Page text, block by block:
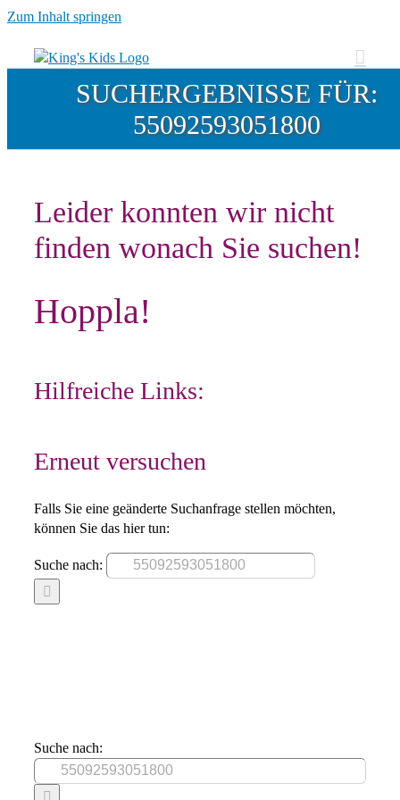
Zum Inhalt springen
SUCHERGEBNISSE FÜR:
55092593051800
Leider konnten wir nicht
finden wonach Sie suchen!
Hoppla!
Hilfreiche Links:
Erneut versuchen
Falls Sie eine geänderte Suchanfrage stellen möchten,
können Sie das hier tun:
Suche nach:
Suche nach: